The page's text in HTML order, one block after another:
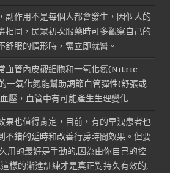
副作用不是每個人都會發生，因個人的
相同，民眾初次服藥時可多觀察自己的
服的情形時，需立即就醫。
血管內皮襯細胞和一氧化氮(Nitric
一氧化氮能幫助調節血管彈性(舒張或
壓，血管中有可能產生生理變化
果也值得肯定，目前，有的早洩患者也
不錯的延時和改善行房時間效果。但要
用的最好是手動的,因為由你自己的控
樣的漸進訓練才是真正對持久有效的,